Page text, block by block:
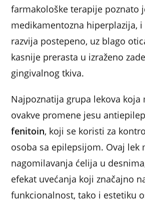
farmakološke terapije poznato
medikamentozna hiperplazija,
razvija postepeno, uz blago
kasnije prerasta u izraženo
gingivalnog tkiva.
Najpoznatija grupa lekova koja
ovakve promene jesu
fenitoin, koji se koristi za
osoba sa epilepsijom. Ovaj lek
nagomilavanja ćelija u
efekat uvećanja koji značajno
funkcionalnost, tako i estetiku